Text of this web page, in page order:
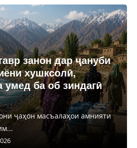
занон дар ҷануби
хушксолӣ,
умед ба об зиндагӣ
ҷаҳон масъалаҳои амнияти